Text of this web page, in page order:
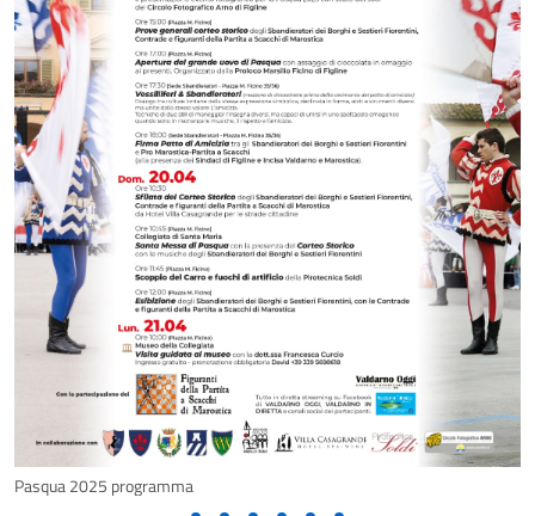
Pasqua 2025 programma